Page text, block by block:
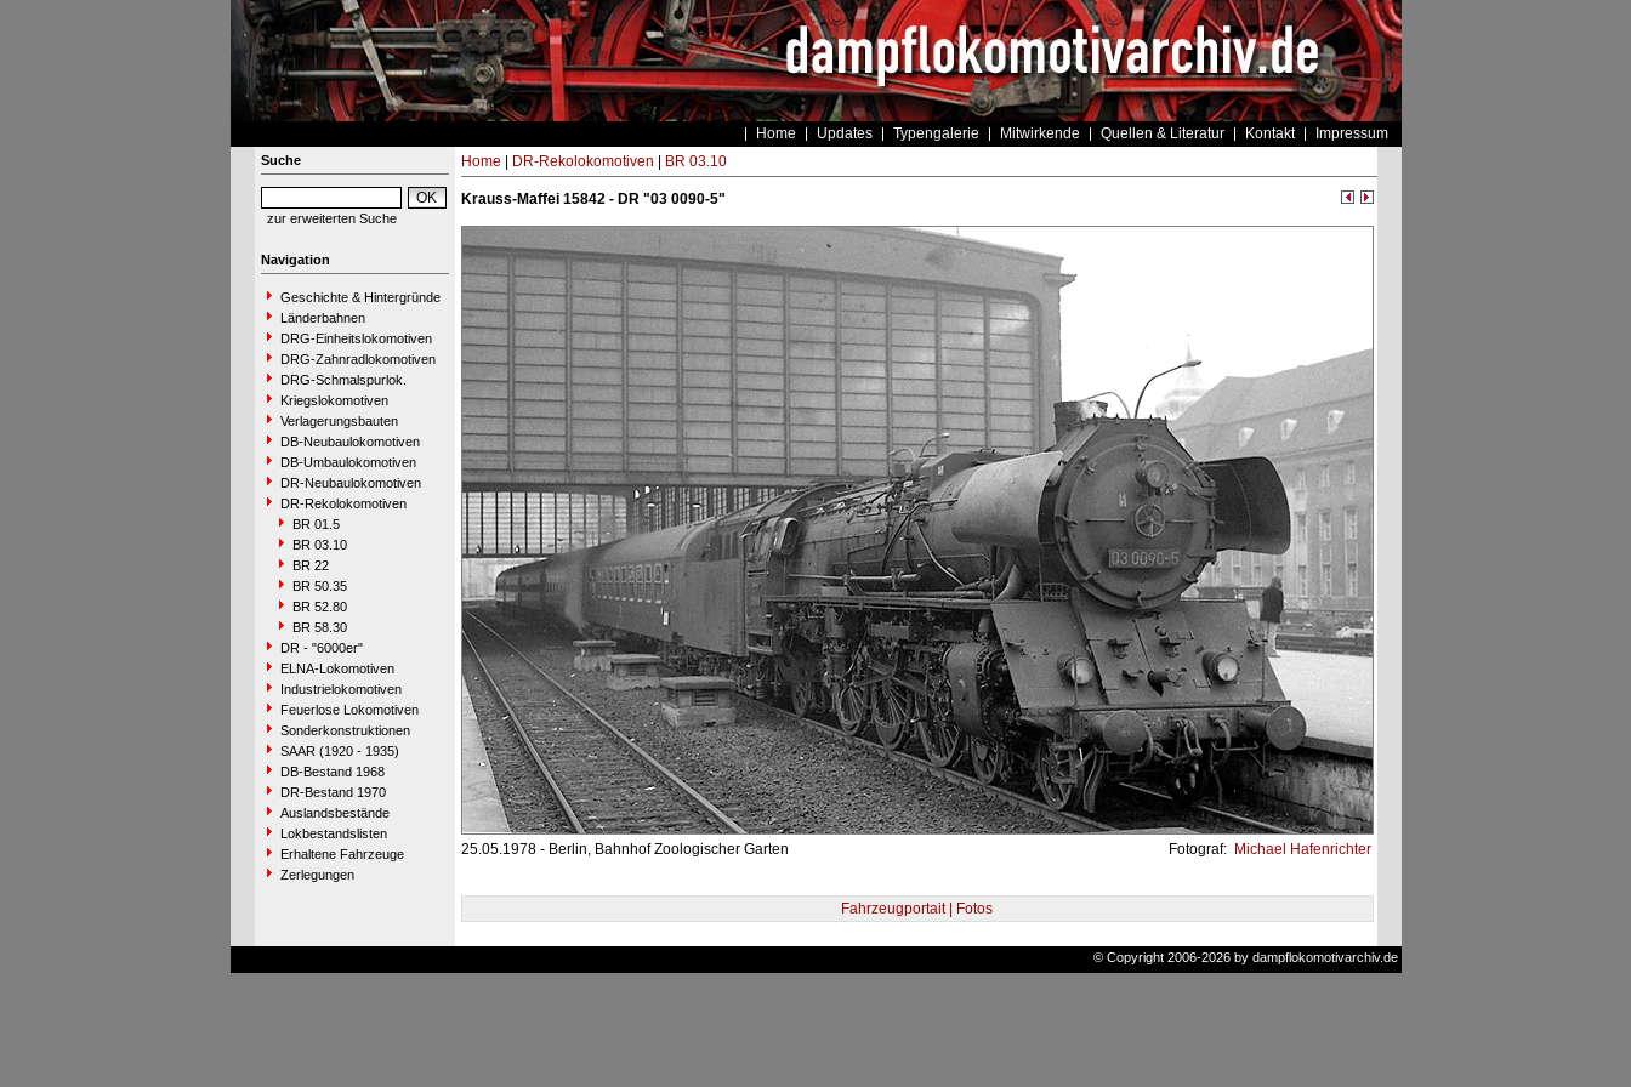
Home Updates Typengalerie Mitwirkende Quellen & Literatur Kontakt Impressum
Suche
zur erweiterten Suche
Navigation
Geschichte & Hintergründe
Länderbahnen
DRG-Einheitslokomotiven
DRG-Zahnradlokomotiven
DRG-Schmalspurlok.
Kriegslokomotiven
Verlagerungsbauten
DB-Neubaulokomotiven
DB-Umbaulokomotiven
DR-Neubaulokomotiven
DR-Rekolokomotiven
BR 01.5
BR 03.10
BR 22
BR 50.35
BR 52.80
BR 58.30
DR - "6000er"
ELNA-Lokomotiven
Industrielokomotiven
Feuerlose Lokomotiven
Sonderkonstruktionen
SAAR (1920 - 1935)
DB-Bestand 1968
DR-Bestand 1970
Auslandsbestände
Lokbestandslisten
Erhaltene Fahrzeuge
Zerlegungen
Home DR-Rekolokomotiven BR 03.10
Krauss-Maffei 15842 - DR "03 0090-5"
25.05.1978 - Berlin, Bahnhof Zoologischer Garten Fotograf: Michael Hafenrichter
Fahrzeugportait | Fotos
© Copyright 2006-2026 by dampflokomotivarchiv.de